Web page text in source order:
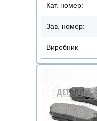
Кат. номер:
Зав. номер:
Виробник